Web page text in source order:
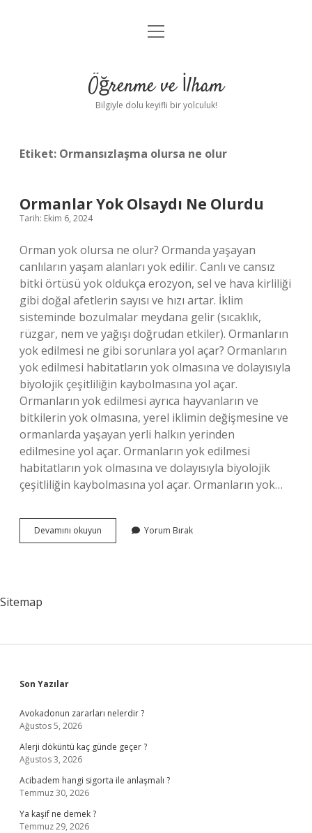
Anasayfa
Yasal Uyarı
menüyü
Öğrenme ve İlham
Bilgiyle dolu keyifli bir yolculuk!
Etiket: Ormansızlaşma olursa ne olur
Ormanlar Yok Olsaydı Ne Olurdu
Tarih: Ekim 6, 2024
Orman yok olursa ne olur? Ormanda yaşayan
canlıların yaşam alanları yok edilir. Canlı ve cansız
bitki örtüsü yok oldukça erozyon, sel ve hava kirliliği
gibi doğal afetlerin sayısı ve hızı artar. İklim
sisteminde bozulmalar meydana gelir (sıcaklık,
rüzgar, nem ve yağışı doğrudan etkiler). Ormanların
yok edilmesi ne gibi sorunlara yol açar? Ormanların
yok edilmesi habitatların yok olmasına ve dolayısıyla
biyolojik çeşitliliğin kaybolmasına yol açar.
Ormanların yok edilmesi ayrıca hayvanların ve
bitkilerin yok olmasına, yerel iklimin değişmesine ve
ormanlarda yaşayan yerli halkın yerinden
edilmesine yol açar. Ormanların yok edilmesi
habitatların yok olmasına ve dolayısıyla biyolojik
çeşitliliğin kaybolmasına yol açar. Ormanların yok…
Devamını okuyun Ormanlar
Yok
Yorum Bırak
Sitemap
Sidebar
Son Yazılar
Avokadonun zararları nelerdir ?
Ağustos 5, 2026
Alerji döküntü kaç günde geçer ?
Ağustos 3, 2026
Acibadem hangi sigorta ile anlaşmalı ?
Temmuz 30, 2026
Ya kaşif ne demek ?
Temmuz 29, 2026